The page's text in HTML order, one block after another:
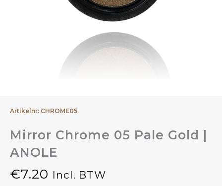
Artikelnr: CHROME05
Mirror Chrome 05 Pale Gold |
ANOLE
€7.20 Incl. BTW